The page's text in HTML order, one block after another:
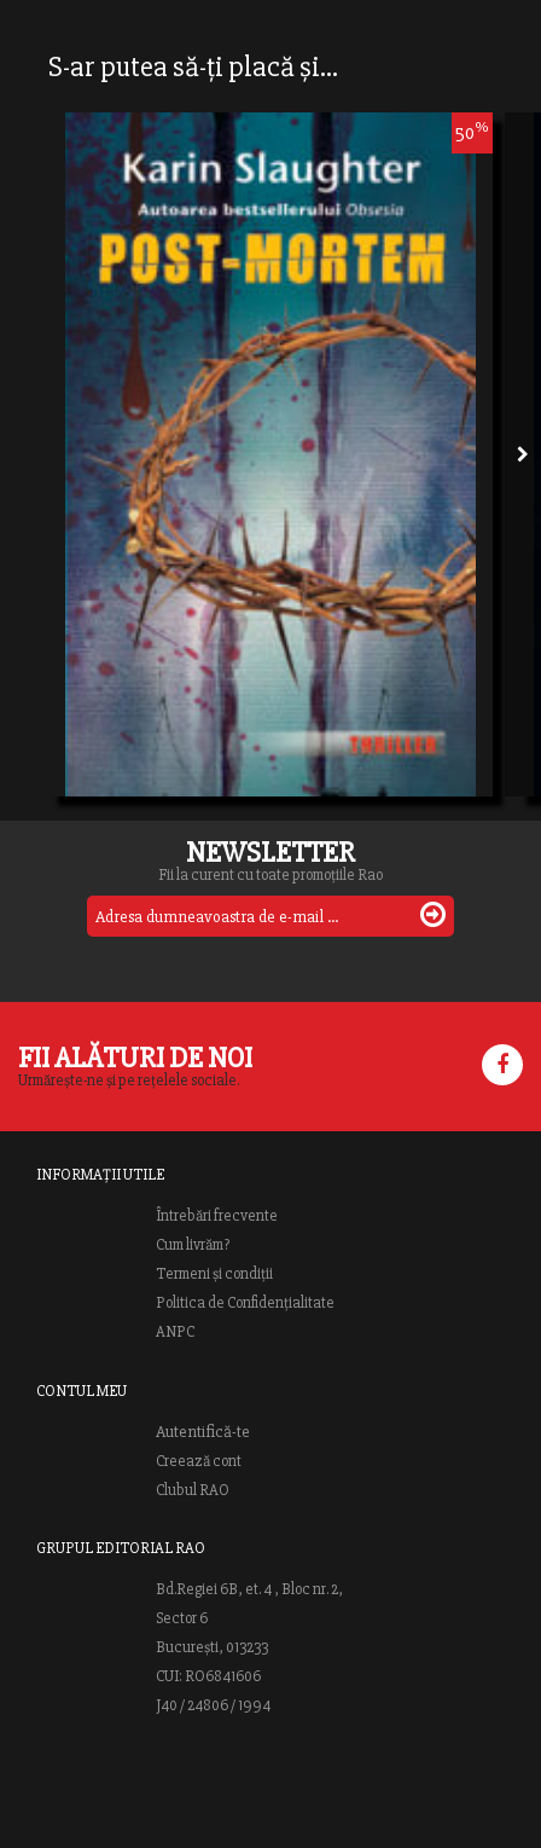
S-ar putea să-ți placă și...
50%
NEWSLETTER
Fii la curent cu toate promoțiile Rao
FII ALĂTURI DE NOI
Urmărește-ne și pe rețelele sociale.
INFORMAȚII UTILE
Întrebări frecvente
Cum livrăm?
Termeni și condiții
Politica de Confidențialitate
ANPC
CONTUL MEU
Autentifică-te
Creează cont
Clubul RAO
GRUPUL EDITORIAL RAO
Bd.Regiei 6B, et. 4 , Bloc nr. 2,
Sector 6
București, 013233
CUI: RO6841606
J40 / 24806 / 1994